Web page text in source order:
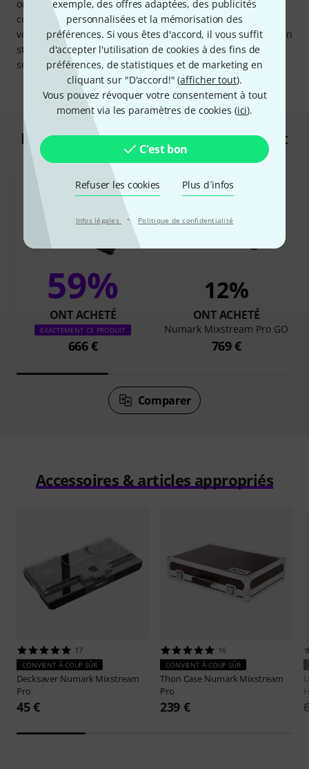
exemple, des offres adaptées, des publicités
personnalisées et la mémorisation des
préférences. Si vous êtes d'accord, il vous suffit
d'accepter l'utilisation de cookies à des fins de
préférences, de statistiques et de marketing en
cliquant sur "D'accord!" (afficher tout).
Vous pouvez révoquer votre consentement à tout
moment via les paramètres de cookies (ici).
C'est bon
Refuser les cookies Plus d´infos
Infos légales · Politique de confidentialité
on le souhaite, avec la plus grande flexibilité possible. Ce
contrôleur vous offre le meilleur des deux mondes pour
vous permettre de mixer aussi bien les dernières pépites en
streaminq que vos morceaux favoris issus de votre
sonothèque personnelle !
Les clients qui ont regardé ce produit
ont acheté ceci
59%
ONT ACHETÉ
EXACTEMENT CE PRODUIT
666 €
12%
ONT ACHETÉ
Numark Mixstream Pro GO
769 €
Comparer
Accessoires & articles appropriés
17
CONVIENT À COUP SÛR
Decksaver Numark Mixstream
Pro
45 €
16
CONVIENT À COUP SÛR
Thon Case Numark Mixstream
Pro
239 €